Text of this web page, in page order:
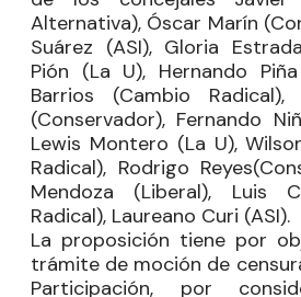
Alternativa), Óscar Marín
Suárez (ASI), Gloria Estrada
Pión (La U), Hernando Piña
Barrios (Cambio Radical),
(Conservador), Fernando
Lewis Montero (La U),
Radical), Rodrigo Reyes
Mendoza (Liberal), Luis
Radical), Laureano Curi (ASI).
La proposición tiene por
trámite de moción de
Participación, por